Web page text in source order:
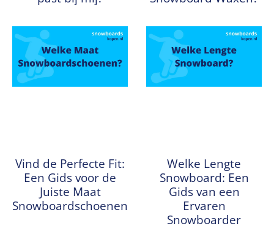
Vind de Perfecte Fit:
Een Gids voor de
Juiste Maat
Snowboardschoenen
Welke Lengte
Snowboard: Een
Gids van een
Ervaren
Snowboarder